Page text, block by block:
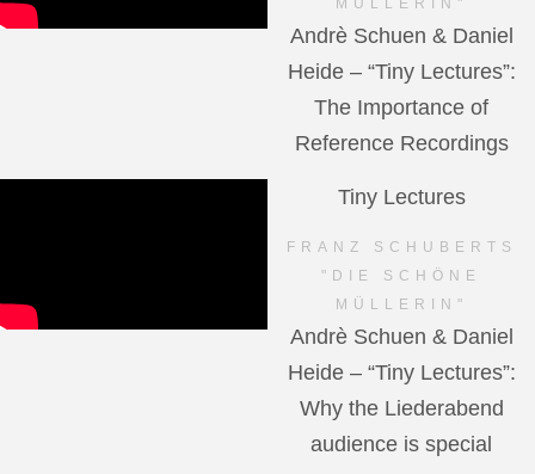
Andrè Schuen & Daniel
Heide – “Tiny Lectures”:
The Importance of
Reference Recordings
Tiny Lectures
FRANZ SCHUBERTS
"DIE SCHÖNE
MÜLLERIN"
Andrè Schuen & Daniel
Heide – “Tiny Lectures”:
Why the Liederabend
audience is special